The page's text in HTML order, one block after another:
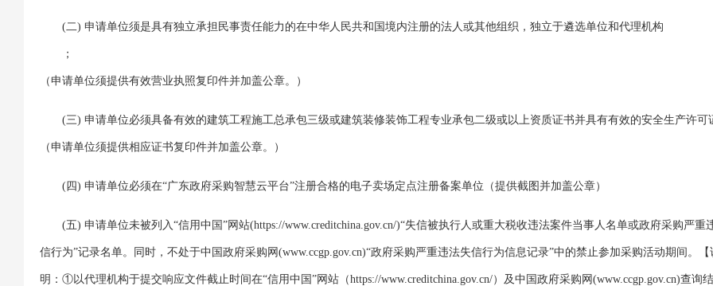
(二) 申请单位须是具有独立承担民事责任能力的在中华人民共和国境内注册的法人或其他组织，独立于遴选单位和代理机构
；
（申请单位须提供有效营业执照复印件并加盖公章。）
(三) 申请单位必须具备有效的建筑工程施工总承包三级或建筑装修装饰工程专业承包二级或以上资质证书并具有有效的安全生产许可
（申请单位须提供相应证书复印件并加盖公章。）
(四) 申请单位必须在“广东政府采购智慧云平台”注册合格的电子卖场定点注册备案单位（提供截图并加盖公章）
(五) 申请单位未被列入“信用中国”网站(https://www.creditchina.gov.cn/)“失信被执行人或重大税收违法案件当事人名单或政府采购严重
信行为”记录名单。同时，不处于中国政府采购网(www.ccgp.gov.cn)“政府采购严重违法失信行为信息记录”中的禁止参加采购活动期间。【
明：①以代理机构于提交响应文件截止时间在“信用中国”网站（https://www.creditchina.gov.cn/）及中国政府采购网(www.ccgp.gov.cn)查询